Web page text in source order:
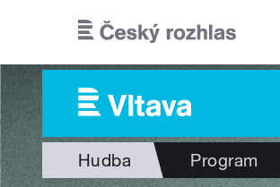
Hudba Program